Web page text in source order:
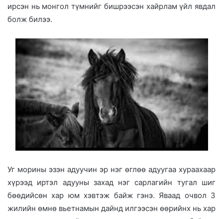
ирсэн нь монгол түмнийг бишрээсэн хайрлам үйл явдал
болж билээ.
Уг морины эзэн адуучин эр нэг өглөө адуугаа хураахаар
хүрээд иртэл адууны захад нэг сарлагийн тугал шиг
бөөдийсөн хар юм хэвтэж байж гэнэ. Яваад очвол 3
жилийн өмнө вьетнамын дайнд илгээсэн өөрийнх нь хар